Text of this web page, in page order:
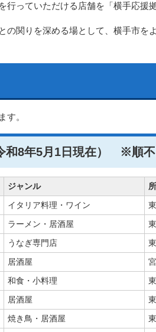
行っていただける店舗を「横手応援
の関りを深める場として、横手市を
す。
和8年5月1日現在） ※順不
ジャンル
イタリア料理・ワイン
ラーメン・居酒屋
うなぎ専門店
居酒屋
和食・小料理
居酒屋
焼き鳥・居酒屋